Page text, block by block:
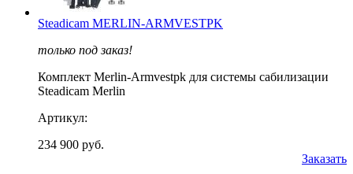
Steadicam MERLIN-ARMVESTPK
только под заказ!
Комплект Merlin-Armvestpk для системы сабилизации
Steadicam Merlin
Артикул:
234 900 руб.
Заказать